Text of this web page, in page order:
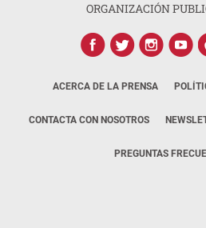
ORGANIZACIÓN
ACERCA DE LA PRENSA
CONTACTA CON NOSOTROS
PREGUNTAS